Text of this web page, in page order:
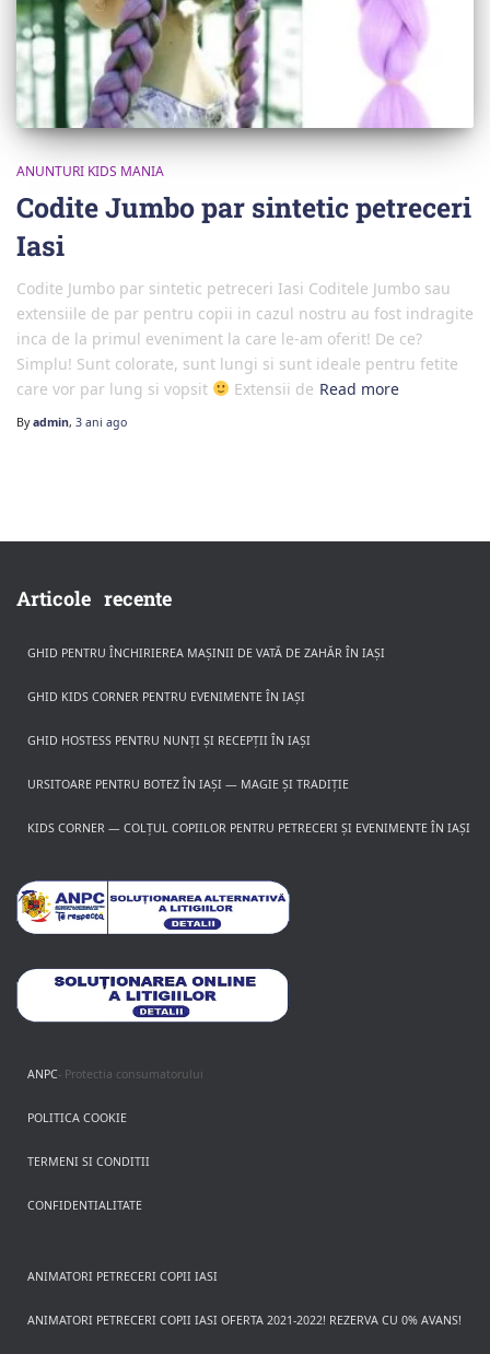
ANUNTURI KIDS MANIA
Codite Jumbo par sintetic petreceri
Iasi
Codite Jumbo par sintetic petreceri Iasi Coditele Jumbo sau
extensiile de par pentru copii in cazul nostru au fost indragite
inca de la primul eveniment la care le-am oferit! De ce?
Simplu! Sunt colorate, sunt lungi si sunt ideale pentru fetite
care vor par lung si vopsit
Extensii de Read more
Byadmin, 3 ani ago
Articole recente
GHID PENTRU ÎNCHIRIEREA MAȘINII DE VATĂ DE ZAHĂR ÎN IAȘI
GHID KIDS CORNER PENTRU EVENIMENTE ÎN IAȘI
GHID HOSTESS PENTRU NUNȚI ȘI RECEPȚII ÎN IAȘI
URSITOARE PENTRU BOTEZ ÎN IAȘI — MAGIE ȘI TRADIȚIE
KIDS CORNER — COLȚUL COPIILOR PENTRU PETRECERI ȘI EVENIMENTE ÎN IAȘI
ANPC- Protectia consumatorului
POLITICA COOKIE
TERMENI SI CONDITII
CONFIDENTIALITATE
ANIMATORI PETRECERI COPII IASI
ANIMATORI PETRECERI COPII IASI OFERTA 2021-2022! REZERVA CU 0% AVANS!